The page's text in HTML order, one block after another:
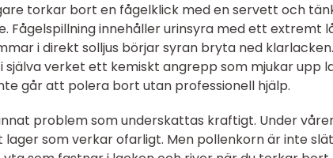
torkar bort en fågelklick med en servett och
Fågelspillning innehåller urinsyra med ett extremt
i direkt solljus börjar syran bryta ned
själva verket ett kemiskt angrepp som mjukar upp
går att polera bort utan professionell hjälp.
problem som underskattas kraftigt. Under
som verkar ofarligt. Men pollenkorn är inte